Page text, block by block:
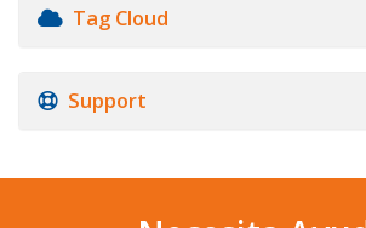
Tag Cloud
Support